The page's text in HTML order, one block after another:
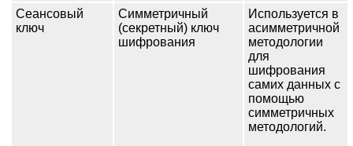
Сеансовый
ключ
Симметричный
(секретный) ключ
шифрования
Используется в
асимметричной
методологии
для
шифрования
самих данных с
помощью
симметричных
методологий.